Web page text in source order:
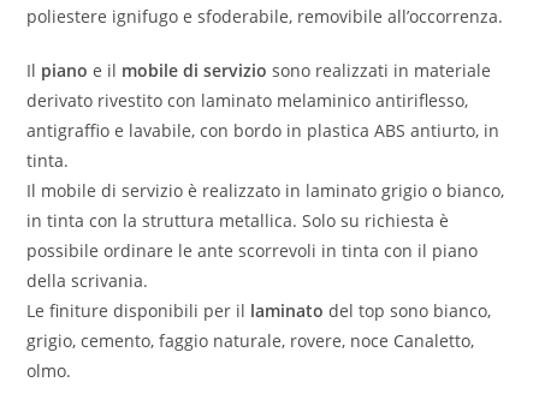
poliestere ignifugo e sfoderabile, removibile all’occorrenza.
Il piano e il mobile di serviziosono realizzati in materiale
derivato rivestito con laminato melaminico antiriflesso,
antigraffio e lavabile, con bordo in plastica ABS antiurto, in
tinta.
Il mobile di servizio è realizzato in laminato grigio o bianco,
in tinta con la struttura metallica. Solo su richiesta è
possibile ordinare le ante scorrevoli in tinta con il piano
della scrivania.
Le finiture disponibili per il laminato del top sono bianco,
grigio, cemento, faggio naturale, rovere, noce Canaletto,
olmo.